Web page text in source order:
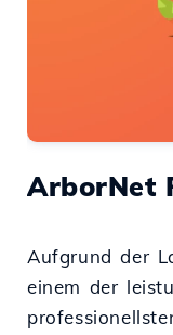
ArborNet
Aufgrund der
einem der